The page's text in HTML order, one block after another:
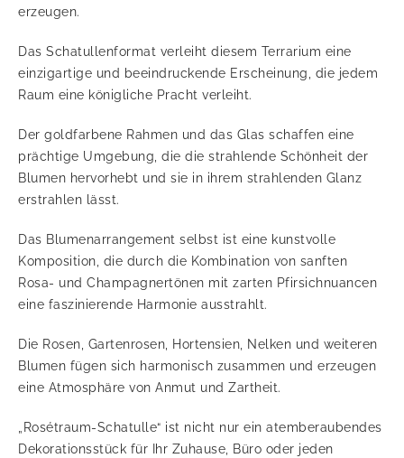
erzeugen.
Das Schatullenformat verleiht diesem Terrarium eine
einzigartige und beeindruckende Erscheinung, die jedem
Raum eine königliche Pracht verleiht.
Der goldfarbene Rahmen und das Glas schaffen eine
prächtige Umgebung, die die strahlende Schönheit der
Blumen hervorhebt und sie in ihrem strahlenden Glanz
erstrahlen lässt.
Das Blumenarrangement selbst ist eine kunstvolle
Komposition, die durch die Kombination von sanften
Rosa- und Champagnertönen mit zarten Pfirsichnuancen
eine faszinierende Harmonie ausstrahlt.
Die Rosen, Gartenrosen, Hortensien, Nelken und weiteren
Blumen fügen sich harmonisch zusammen und erzeugen
eine Atmosphäre von Anmut und Zartheit.
„Rosétraum-Schatulle“ ist nicht nur ein atemberaubendes
Dekorationsstück für Ihr Zuhause, Büro oder jeden